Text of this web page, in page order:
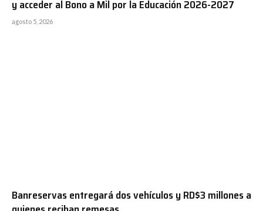
y acceder al Bono a Mil por la Educación 2026-2027
agosto 5, 2026
Banreservas entregará dos vehículos y RD$3 millones a